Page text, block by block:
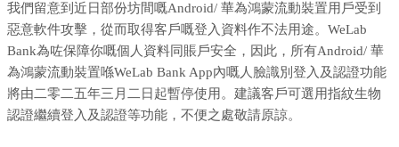
我們留意到近日部份坊間嘅Android/ 華為鴻蒙流動裝置用戶受到
惡意軟件攻擊，從而取得客戶嘅登入資料作不法用途。WeLab
Bank為咗保障你嘅個人資料同賬戶安全，因此，所有Android/ 華
為鴻蒙流動裝置喺WeLab Bank App內嘅人臉識別登入及認證功能
將由二零二五年三月二日起暫停使用。建議客戶可選用指紋生物
認證繼續登入及認證等功能，不便之處敬請原諒。